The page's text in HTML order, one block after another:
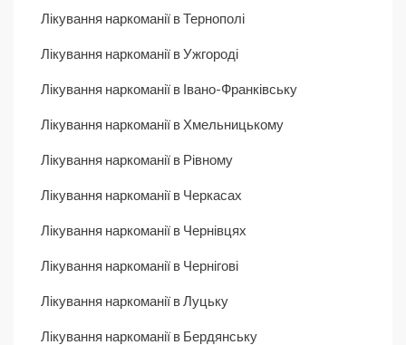
Лікування наркоманії в Тернополі
Лікування наркоманії в Ужгороді
Лікування наркоманії в Івано-Франківську
Лікування наркоманії в Хмельницькому
Лікування наркоманії в Рівному
Лікування наркоманії в Черкасах
Лікування наркоманії в Чернівцях
Лікування наркоманії в Чернігові
Лікування наркоманії в Луцьку
Лікування наркоманії в Бердянську